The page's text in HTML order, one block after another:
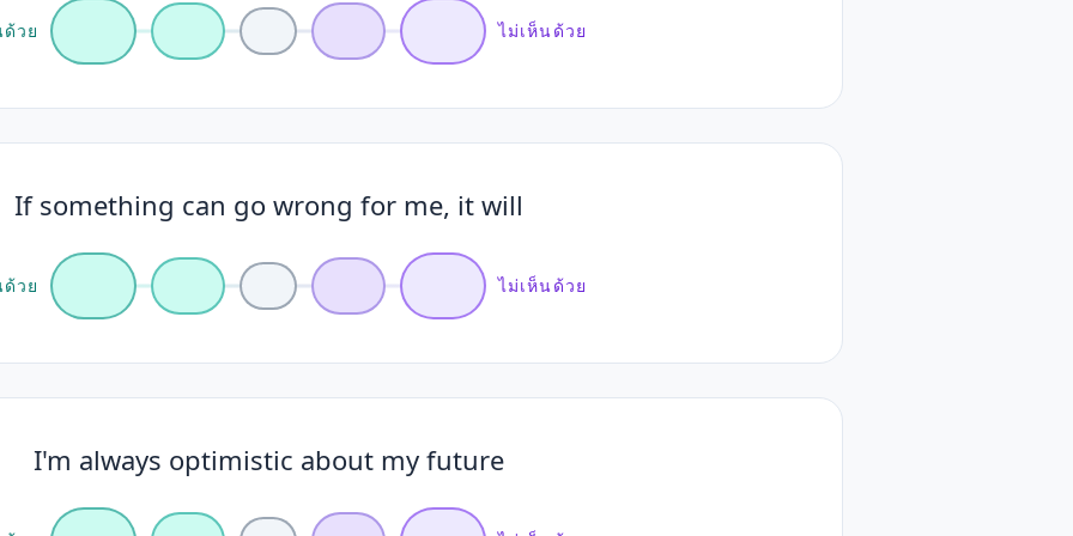
ด้วย ไม่เห็นด้วย
If something can go wrong for me, it will
ด้วย ไม่เห็นด้วย
I'm always optimistic about my future